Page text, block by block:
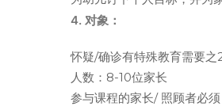
4. 对象：
怀疑/确诊有特殊教育需要
人数：8-10位家长
参与课程的家长/ 照顾者必须